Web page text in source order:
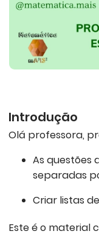
Introdução
Olá professora,
As questões
separadas
Criar listas
Este é o material